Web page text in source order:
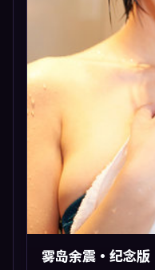
雾岛余震·纪念